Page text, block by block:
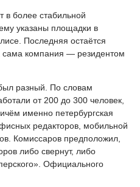
в более стабильной
указаны площадки в
Последняя остаётся
компания — резидентом
разный. По словам
от 200 до 300 человек,
именно петербургская
редакторов, мобильной
Комиссаров предположил,
либо свернут, либо
Официального